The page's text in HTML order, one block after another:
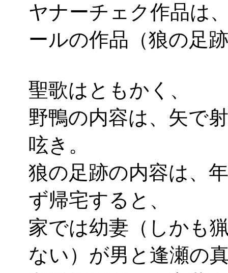
ヤナーチェク作品は
ールの作品（狼の足
聖歌はともかく、
野鴨の内容は、矢で
呟き。
狼の足跡の内容は、
ず帰宅すると、
家では幼妻（しかも
ない）が男と逢瀬の